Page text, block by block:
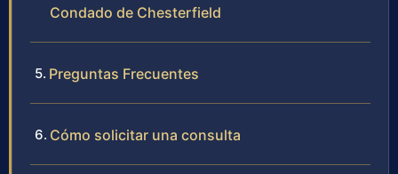
Condado de Chesterfield
Preguntas Frecuentes
Cómo solicitar una consulta